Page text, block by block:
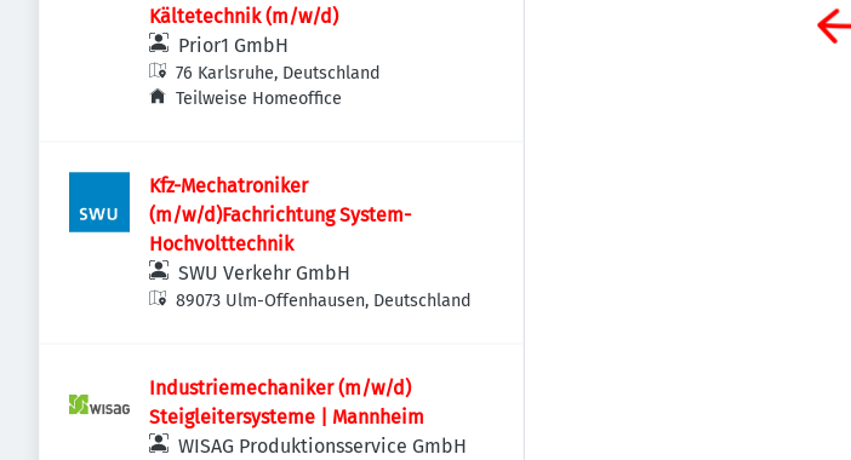
Kältetechnik (m/w/d)
Prior1 GmbH
76 Karlsruhe, Deutschland
Teilweise Homeoffice
Kfz-Mechatroniker
(m/w/d)Fachrichtung System-
Hochvolttechnik
SWU Verkehr GmbH
89073 Ulm-Offenhausen, Deutschland
Industriemechaniker (m/w/d)
Steigleitersysteme | Mannheim
WISAG Produktionsservice GmbH